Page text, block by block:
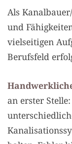
Als
und
vielseitigen
Berufsfeld
an erster